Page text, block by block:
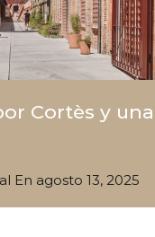
Cortès y una
En agosto 13, 2025